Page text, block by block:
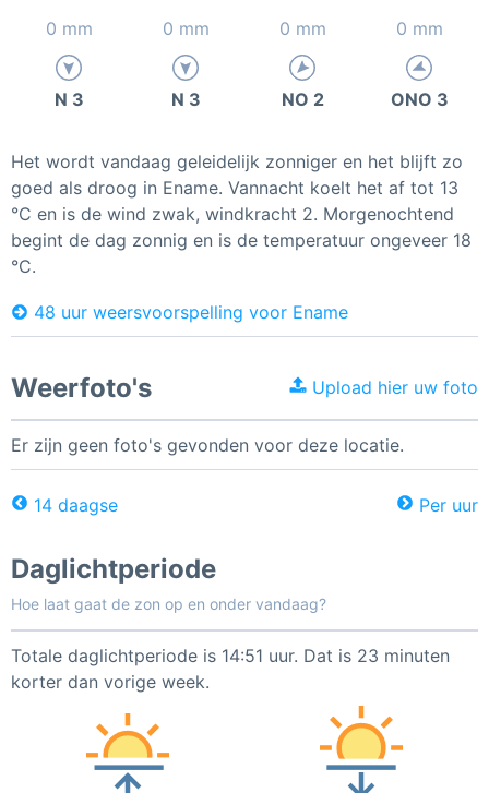
0 mm 0 mm 0 mm 0 mm
N 3 N 3 NO 2 ONO 3
Het wordt vandaag geleidelijk zonniger en het blijft zo
goed als droog in Ename. Vannacht koelt het af tot 13
°C en is de wind zwak, windkracht 2. Morgenochtend
begint de dag zonnig en is de temperatuur ongeveer 18
°C.
48 uur weersvoorspelling voor Ename
Weerfoto's Upload hier uw foto
Er zijn geen foto's gevonden voor deze locatie.
14 daagse Per uur
Daglichtperiode
Hoe laat gaat de zon op en onder vandaag?
Totale daglichtperiode is 14:51 uur. Dat is 23 minuten
korter dan vorige week.